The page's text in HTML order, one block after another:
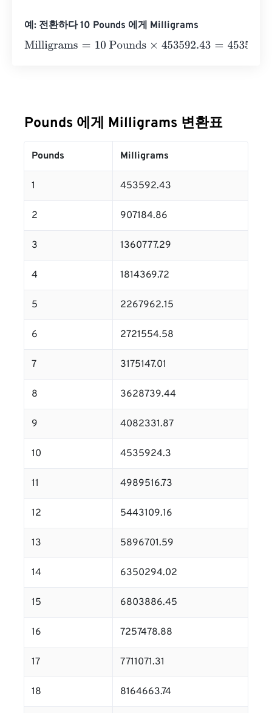
예: 전환하다 10 Pounds 에게 Milligrams
Milligrams=10 Pounds×453592.43=4535924.3
Pounds 에게 Milligrams 변환표
Pounds Milligrams
1 453592.43
2 907184.86
3 1360777.29
4 1814369.72
5 2267962.15
6 2721554.58
7 3175147.01
8 3628739.44
9 4082331.87
10 4535924.3
11 4989516.73
12 5443109.16
13 5896701.59
14 6350294.02
15 6803886.45
16 7257478.88
17 7711071.31
18 8164663.74